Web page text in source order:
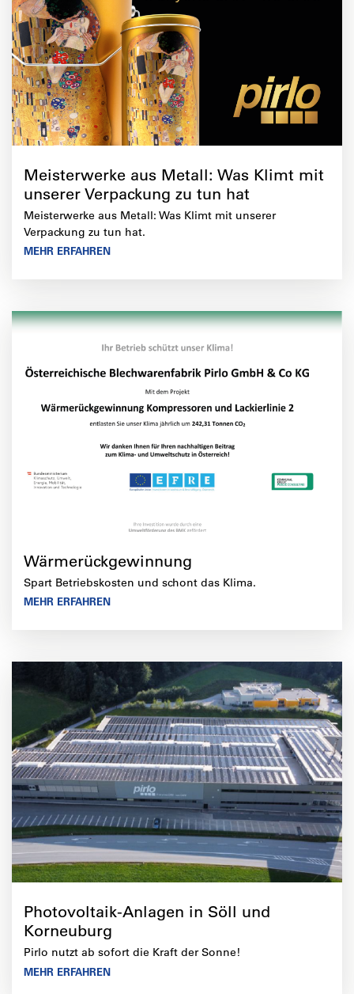
Meisterwerke aus Metall: Was Klimt mit
unserer Verpackung zu tun hat
Meisterwerke aus Metall: Was Klimt mit unserer
Verpackung zu tun hat.
MEHR ERFAHREN
Wärmerückgewinnung
Spart Betriebskosten und schont das Klima.
MEHR ERFAHREN
Photovoltaik-Anlagen in Söll und
Korneuburg
Pirlo nutzt ab sofort die Kraft der Sonne!
MEHR ERFAHREN